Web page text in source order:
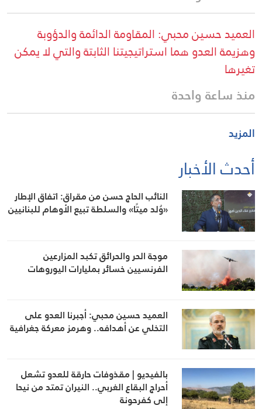
العميد حسين محبي: المقاومة الدائمة والدؤوبة
وهزيمة العدو هما استراتيجيتنا الثابتة والتي لا يمكن
تغيرها
منذ ساعة واحدة
المزيد
أحدث الأخبار
النائب الحاج حسن من مقراق: اتفاق الإطار
«وُلد ميتًا» والسلطة تبيع الأوهام للبنانيين
موجة الحر والحرائق تكبد المزارعين
الفرنسيين خسائر بمليارات اليوروهات
العميد حسين محبي: أجبرنا العدو على
التخلي عن أهدافه.. وهرمز معركة جغرافية
بالفيديو | مقذوفات حارقة للعدو تشعل
أحراج البقاع الغربي.. النيران تمتد من نيحا
إلى كفرحونة